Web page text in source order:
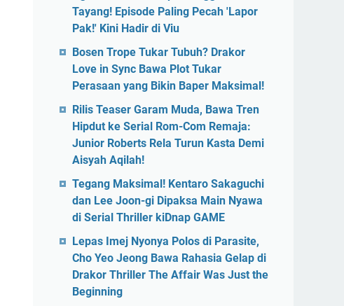
Tayang! Episode Paling Pecah 'Lapor
Pak!' Kini Hadir di Viu
Bosen Trope Tukar Tubuh? Drakor
Love in Sync Bawa Plot Tukar
Perasaan yang Bikin Baper Maksimal!
Rilis Teaser Garam Muda, Bawa Tren
Hipdut ke Serial Rom-Com Remaja:
Junior Roberts Rela Turun Kasta Demi
Aisyah Aqilah!
Tegang Maksimal! Kentaro Sakaguchi
dan Lee Joon-gi Dipaksa Main Nyawa
di Serial Thriller kiDnap GAME
Lepas Imej Nyonya Polos di Parasite,
Cho Yeo Jeong Bawa Rahasia Gelap di
Drakor Thriller The Affair Was Just the
Beginning